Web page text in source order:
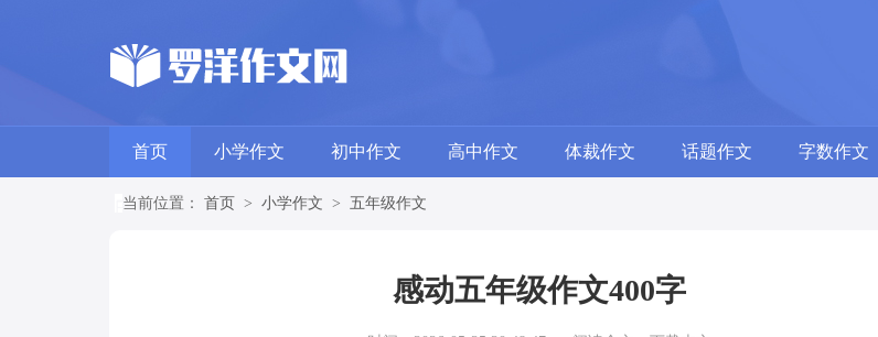
首页 小学作文 初中作文 高中作文 体裁作文 话题作文 字数作文
当前位置： 首页 > 小学作文 > 五年级作文
感动五年级作文400字